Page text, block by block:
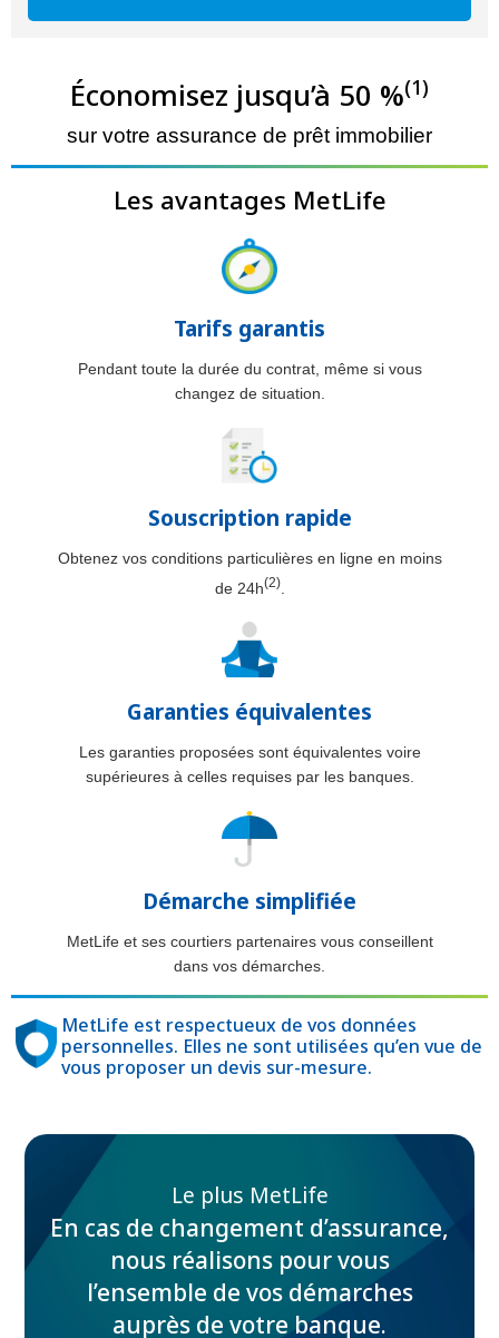
Économisez jusqu’à 50 %(1)
sur votre assurance de prêt immobilier
Les avantages MetLife
Tarifs garantis
Pendant toute la durée du contrat, même si vous
changez de situation.
Souscription rapide
Obtenez vos conditions particulières en ligne en moins
de 24h(2).
Garanties équivalentes
Les garanties proposées sont équivalentes voire
supérieures à celles requises par les banques.
Démarche simplifiée
MetLife et ses courtiers partenaires vous conseillent
dans vos démarches.
MetLife est respectueux de vos données
personnelles. Elles ne sont utilisées qu’en vue de
vous proposer un devis sur-mesure.
Le plus MetLife
En cas de changement d’assurance,
nous réalisons pour vous
l’ensemble de vos démarches
auprès de votre banque.